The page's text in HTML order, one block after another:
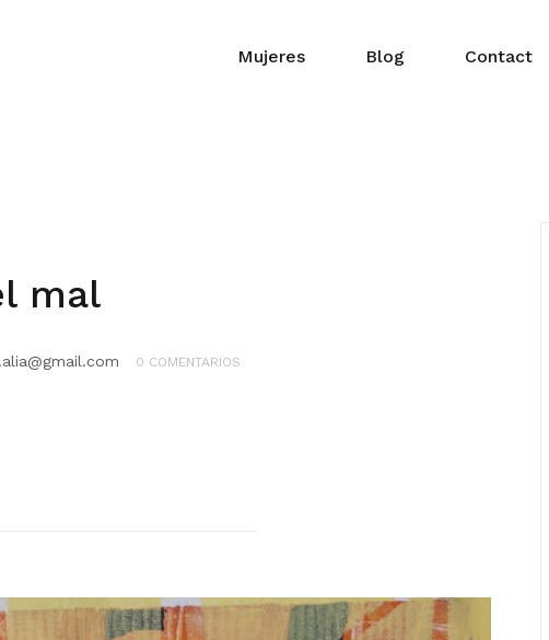
Mujeres Blog Contact
mal
0 COMENTARIOS